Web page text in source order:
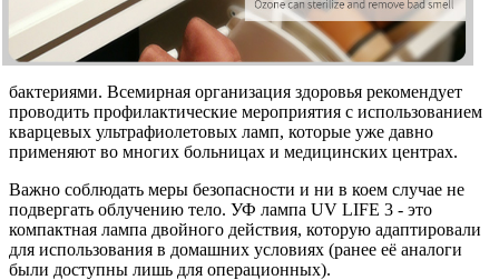
бактериями. Всемирная организация здоровья рекомендует
проводить профилактические мероприятия с использованием
кварцевых ультрафиолетовых ламп, которые уже давно
применяют во многих больницах и медицинских центрах.
Важно соблюдать меры безопасности и ни в коем случае не
подвергать облучению тело. УФ лампа UV LIFE 3 - это
компактная лампа двойного действия, которую адаптировали
для использования в домашних условиях (ранее её аналоги
были доступны лишь для операционных).